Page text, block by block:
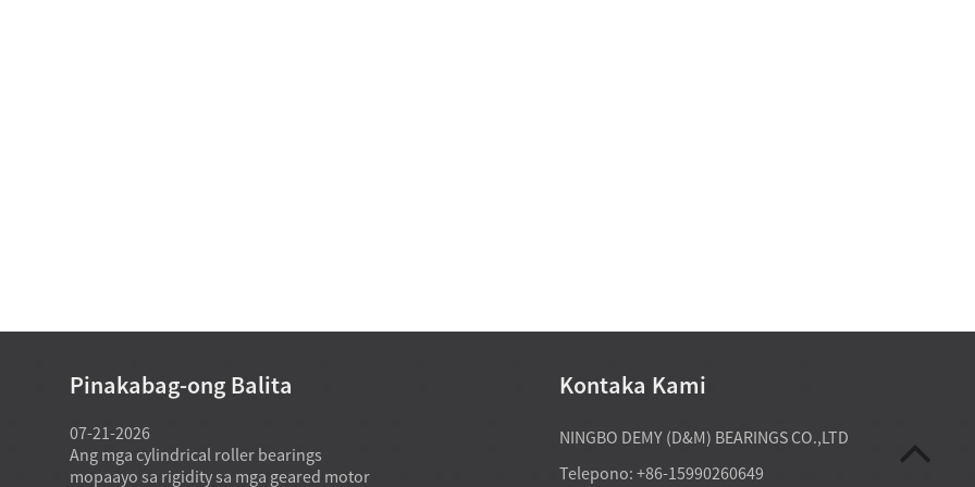
Kontaka Kami
NINGBO DEMY (D&M) BEARINGS CO.,LTD
Telepono: +86-15990260649
Pinakabag-ong Balita
07-21-2026
Ang mga cylindrical roller bearings
mopaayo sa rigidity sa mga geared motor
bearing model makasuporta sa mga
07-20-2026
Ang mga espesyal nga kagamitan
nanginahanglan og custom non